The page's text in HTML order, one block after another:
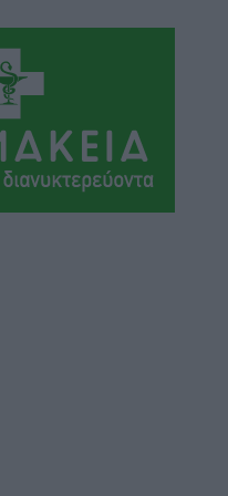
νωρίς μπήκαν στα
Μεγάλο βήμα